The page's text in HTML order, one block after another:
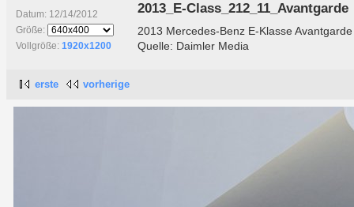
Datum: 12/14/2012
Größe:
Vollgröße: 1920x1200
2013_E-Class_212_11_Avantgarde
2013 Mercedes-Benz E-Klasse
Quelle: Daimler Media
erste vorherige